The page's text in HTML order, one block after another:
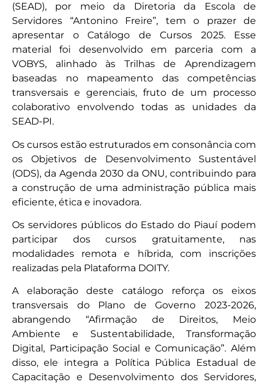
(SEAD), por meio da Diretoria da Escola de
Servidores “Antonino Freire”, tem o prazer de
apresentar o Catálogo de Cursos 2025. Esse
material foi desenvolvido em parceria com a
VOBYS, alinhado às Trilhas de Aprendizagem
baseadas no mapeamento das competências
transversais e gerenciais, fruto de um processo
colaborativo envolvendo todas as unidades da
SEAD-PI.
Os cursos estão estruturados em consonância com
os Objetivos de Desenvolvimento Sustentável
(ODS), da Agenda 2030 da ONU, contribuindo para
a construção de uma administração pública mais
eficiente, ética e inovadora.
Os servidores públicos do Estado do Piauí podem
participar dos cursos gratuitamente, nas
modalidades remota e híbrida, com inscrições
realizadas pela Plataforma DOITY.
A elaboração deste catálogo reforça os eixos
transversais do Plano de Governo 2023-2026,
abrangendo “Afirmação de Direitos, Meio
Ambiente e Sustentabilidade, Transformação
Digital, Participação Social e Comunicação”. Além
disso, ele integra a Política Pública Estadual de
Capacitação e Desenvolvimento dos Servidores,